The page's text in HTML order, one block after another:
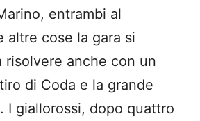
entrambi al
altre cose la gara si
risolvere anche con un
di Coda e la grande
I giallorossi, dopo quattro